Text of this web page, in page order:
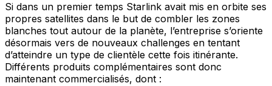
Si dans un premier temps Starlink avait mis en orbite ses
propres satellites dans le but de combler les zones
blanches tout autour de la planète, l’entreprise s’oriente
désormais vers de nouveaux challenges en tentant
d’atteindre un type de clientèle cette fois itinérante.
Différents produits complémentaires sont donc
maintenant commercialisés, dont :